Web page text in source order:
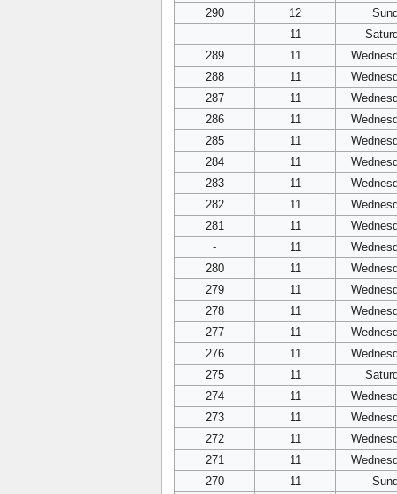
290
12
-
11
289
11
288
11
287
11
286
11
285
11
284
11
283
11
282
11
281
11
-
11
280
11
279
11
278
11
277
11
276
11
275
11
274
11
273
11
272
11
271
11
270
11